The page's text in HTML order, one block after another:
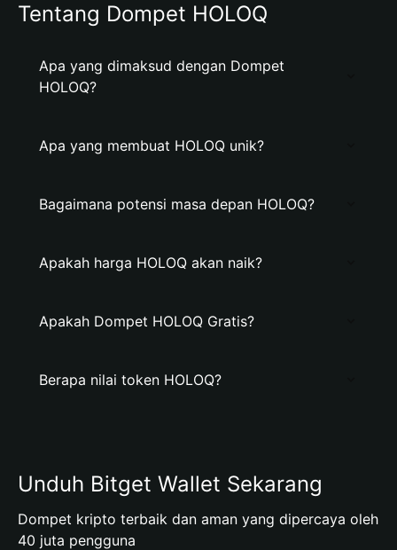
Tentang Dompet HOLOQ
Apa yang dimaksud dengan Dompet
HOLOQ?
Apa yang membuat HOLOQ unik?
Bagaimana potensi masa depan HOLOQ?
Apakah harga HOLOQ akan naik?
Apakah Dompet HOLOQ Gratis?
Berapa nilai token HOLOQ?
Unduh Bitget Wallet Sekarang
Dompet kripto terbaik dan aman yang dipercaya oleh
40 juta pengguna